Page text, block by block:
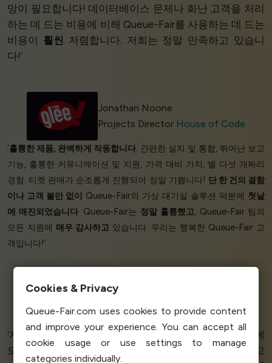
망이 필요합니다! 데이터베이스 문제나 화난 고객을 처리
하는 데 드는 비용에 비해 Queue-Fair를 사용하는 데 드는
비용이 훨씬 저렴합니다. 저희는 정말 만족하고 있습니
다!’
Jonathan Noone
Projects Director House of Code
‘훌륭한 제품, 완벽하게 작동합니다. 간편한 설치 및 통합, 뛰어난 보고
기능, 훌륭한 커뮤니케이션 및 지원, 가격 대비 가치, 별 다섯 개짜리
경험. 티켓 판매가 순조롭게 진행되어 정말 기쁩니다! 단 한 건의 결함
이나 고객 불만 없이 Queue-Fair의 가상 대기실 솔루션 덕분에 첫날
에 매진되었습니다. Queue-Fair는 정말 훌륭했고, Queue-Fair 팀의
모든 지원에 매우 감사하고 있습니다. 우리는 행복한 Queue-Fair 고
객입니다!’
Dodentocht 100k
‘저희 가게를 위한완벽한 솔루션입니다 완벽한 서비스
, 밤에
도 제 메일에 답장해 주었어요! 지난 몇 년 동안 경험한 최고
Cookies & Privacy
Queue-Fair.com uses cookies to provide content
and improve your experience. You can accept all
cookie usage or use settings to manage
categories individually.